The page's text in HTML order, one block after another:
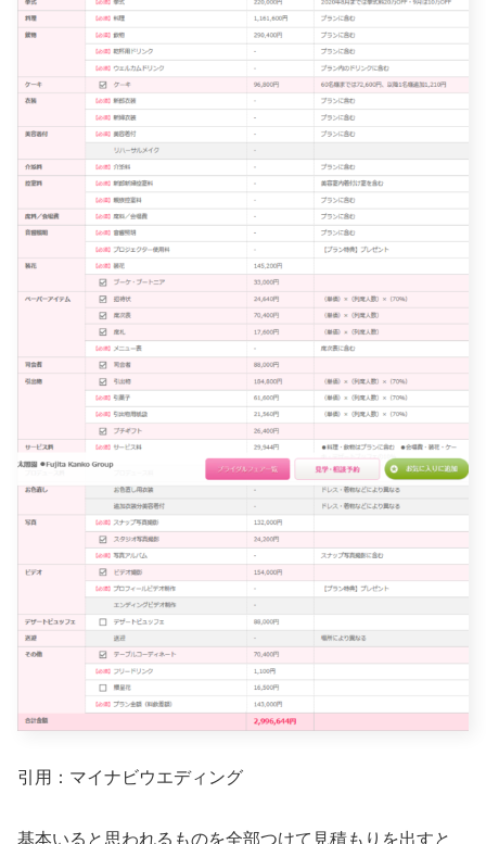
引用：マイナビウエディング
基本いると思われるものを全部つけて見積もりを出すと